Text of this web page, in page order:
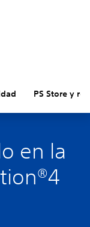
PS Store y
en la